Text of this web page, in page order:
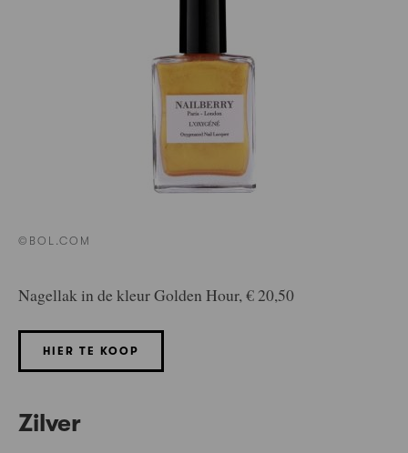
©BOL.COM
Nagellak in de kleur Golden Hour, € 20,50
HIER TE KOOP
Zilver